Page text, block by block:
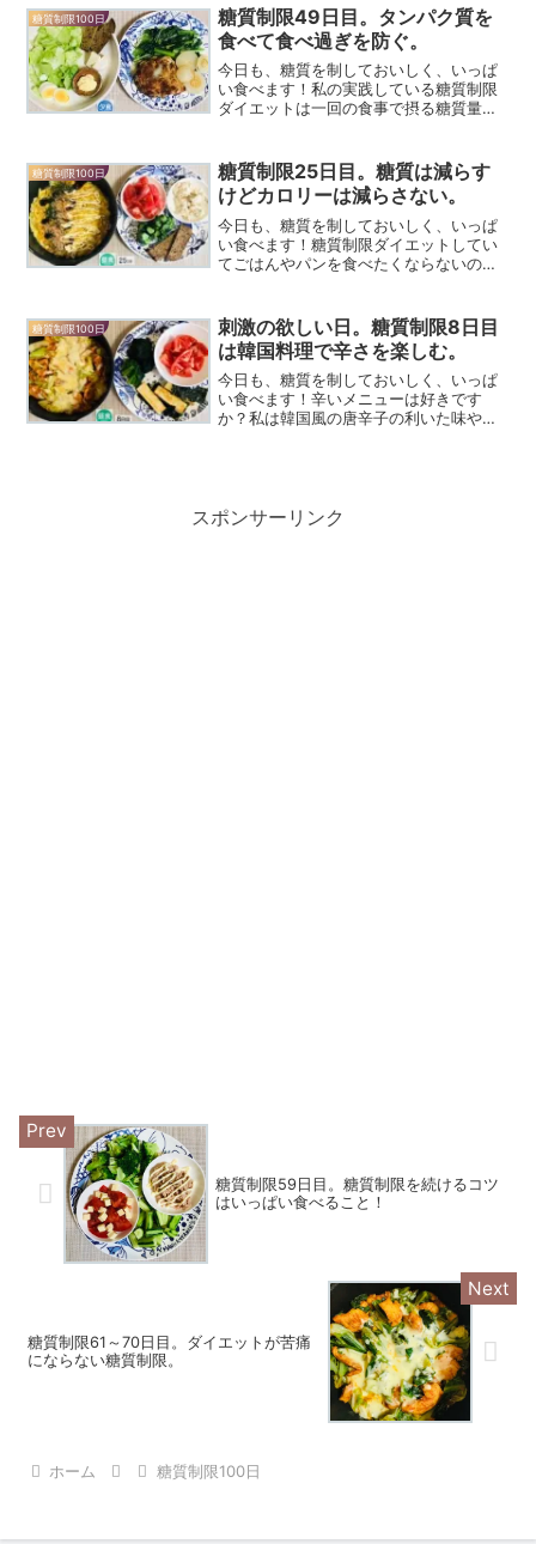
ロテインブロート切って～……チーズも入
れてっこかなぁ～タッパ...
糖質制限100日
糖質制限49日目。タンパク質を
食べて食べ過ぎを防ぐ。
今日も、糖質を制しておいしく、いっぱ
い食べます！私の実践している糖質制限
ダイエットは一回の食事で摂る糖質量を
つ大事なのは「タンパク質をたくさん食
べる」こと。タンパク...
糖質制限100日
糖質制限25日目。糖質は減らす
けどカロリーは減らさない。
今日も、糖質を制しておいしく、いっぱ
い食べます！糖質制限ダイエットしてい
てごはんやパンを食べたくならないのは
したり、だるくなったり、やる気が続き
ません。それと、脂肪分で...
糖質制限100日
刺激の欲しい日。糖質制限8日目
は韓国料理で辛さを楽しむ。
今日も、糖質を制しておいしく、いっぱ
い食べます！辛いメニューは好きです
か？私は韓国風の唐辛子の利いた味やタ
スポンサーリンク
糖質制限59日目。糖質制限を続けるコツ
はいっぱい食べること！
糖質制限61～70日目。ダイエットが苦痛
にならない糖質制限。
ホーム 糖質制限100日